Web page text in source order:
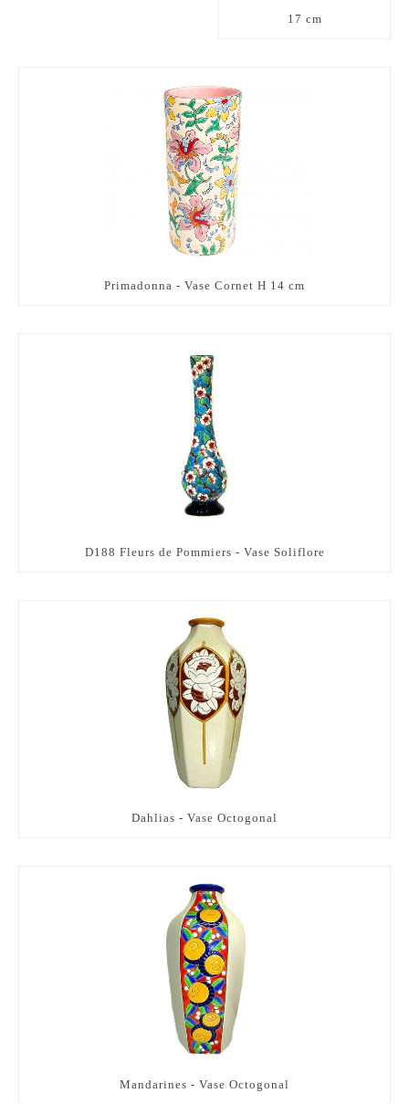
17 cm
Primadonna - Vase Cornet H 14 cm
D188 Fleurs de Pommiers - Vase Soliflore
Dahlias - Vase Octogonal
Mandarines - Vase Octogonal